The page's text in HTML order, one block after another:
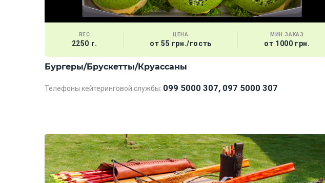
ВЕС
2250 г.
ЦЕНА
от 55 грн./гость
МИН.ЗАКАЗ
от 1000 грн.
Бургеры/Брускетты/Круассаны
Телефоны кейтеринговой службы: 099 5000 307, 097 5000 307